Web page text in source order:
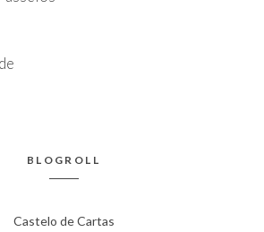
BLOGROLL
Castelo de Cartas